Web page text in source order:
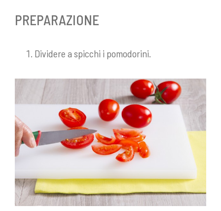
PREPARAZIONE
Dividere a spicchi i pomodorini.